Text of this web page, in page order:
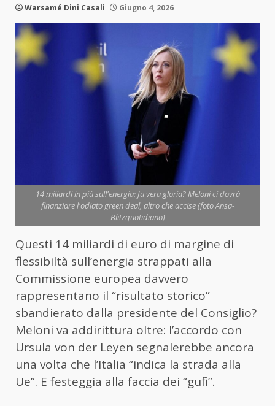
Warsamé Dini Casali Giugno 4, 2026
14 miliardi in più sull'energia: fu vera gloria? Meloni ci dovrà
finanziare l'odiato green deal, altro che accise (foto Ansa-
Blitzquotidiano)
Questi 14 miliardi di euro di margine di
flessibiltà sull’energia strappati alla
Commissione europea davvero
rappresentano il “risultato storico”
sbandierato dalla presidente del Consiglio?
Meloni va addirittura oltre: l’accordo con
Ursula von der Leyen segnalerebbe ancora
una volta che l’Italia “indica la strada alla
Ue”. E festeggia alla faccia dei “gufi”.